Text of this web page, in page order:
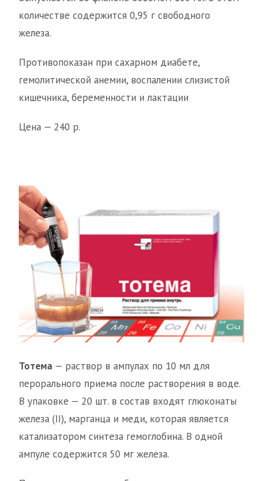
количестве содержится 0,95 г свободного
железа.
Противопоказан при сахарном диабете,
гемолитической анемии, воспалении слизистой
кишечника, беременности и лактации
Цена — 240 р.
Тотема — раствор в ампулах по 10 мл для
перорального приема после растворения в воде.
В упаковке — 20 шт. в состав входят глюконаты
железа (II), марганца и меди, которая является
катализатором синтеза гемоглобина. В одной
ампуле содержится 50 мг железа.